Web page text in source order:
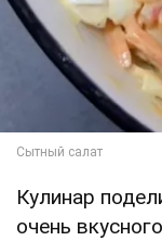
Кулинар
очень